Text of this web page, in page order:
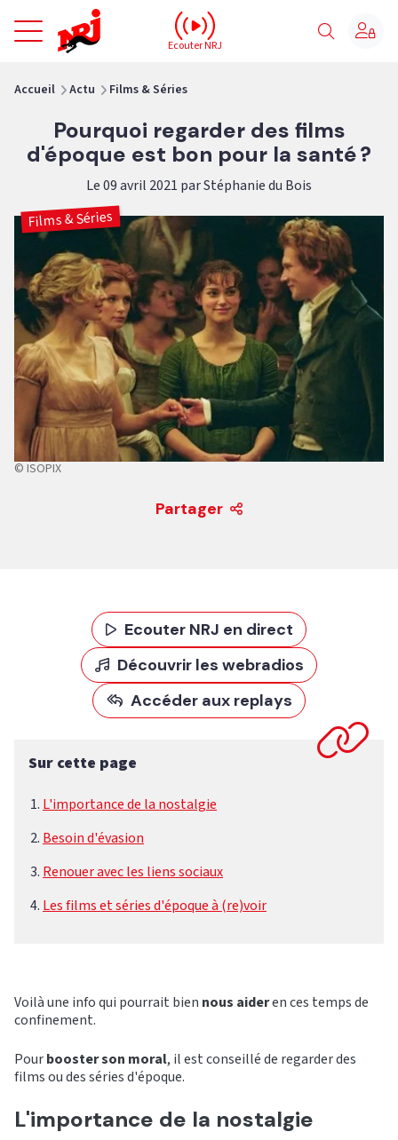
NRJ - Accueil
Ecouter NRJ
Accueil Actu Films & Séries
Pourquoi regarder des films
d'époque est bon pour la santé ?
Le 09 avril 2021 par Stéphanie du Bois
Films & Séries
© ISOPIX
Partager
Ecouter NRJ en direct
Découvrir les webradios
Accéder aux replays
Sur cette page
L'importance de la nostalgie
Besoin d'évasion
Renouer avec les liens sociaux
Les films et séries d'époque à (re)voir
Voilà une info qui pourrait bien nous aideren ces temps de
confinement.
Pourbooster son moral, il est conseillé de regarder des
films ou des séries d'époque.
L'importance de la nostalgie